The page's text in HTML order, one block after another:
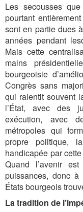
Les secousses
pourtant
sont en partie dues
années pendant
Mais cette
mains
bourgeoisie
Congrès sans
qui ralentit souvent
l’État, avec des
exécution, avec
métropoles qui
propre politique,
handicapée par
Quand l’avenir
puissances, donc
États bourgeois
La tradition de